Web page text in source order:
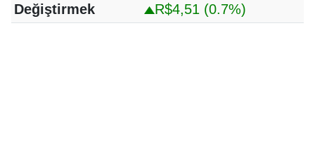
Değiştirmek
R$4,51 (0.7%)